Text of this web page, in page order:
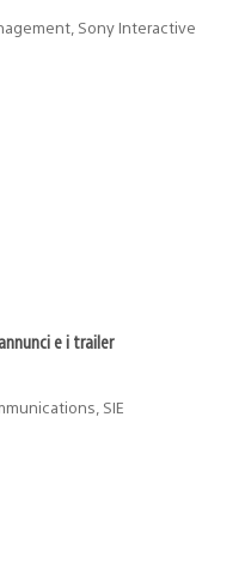
Sony Interactive
e i trailer
SIE